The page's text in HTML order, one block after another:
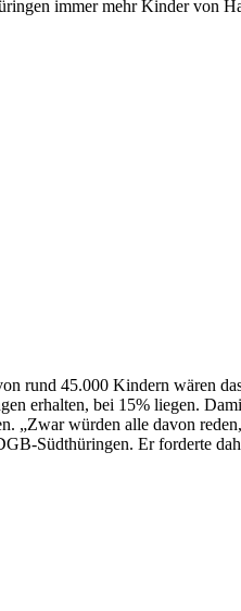
immer mehr Kinder von
rund 45.000 Kindern wären
erhalten, bei 15% liegen.
„Zwar würden alle davon
Südthüringen. Er forderte